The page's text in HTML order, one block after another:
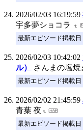
2026/02/03 16:19:59
宇多夢ショコラ
最新エピソード掲載
2026/02/03 10:42:02
ル）
さんまの塩焼
最新エピソード掲載日
2026/02/02 21:45:59
青葉 夜
最新エピソード掲載日